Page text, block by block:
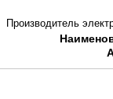
Производитель